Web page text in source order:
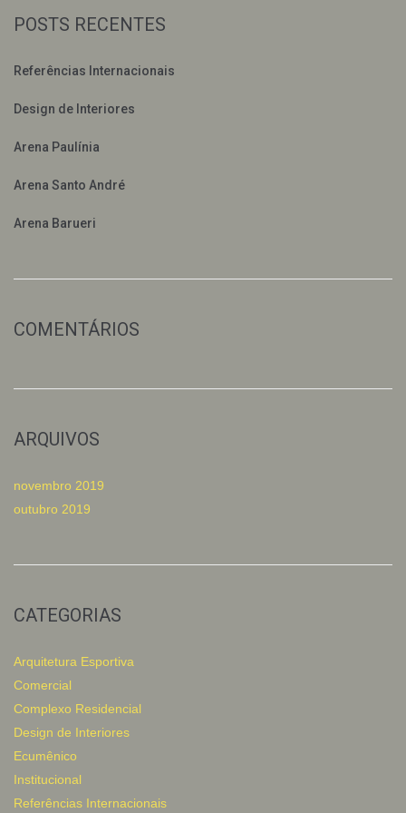
POSTS RECENTES
Referências Internacionais
Design de Interiores
Arena Paulínia
Arena Santo André
Arena Barueri
COMENTÁRIOS
ARQUIVOS
novembro 2019
outubro 2019
CATEGORIAS
Arquitetura Esportiva
Comercial
Complexo Residencial
Design de Interiores
Ecumênico
Institucional
Referências Internacionais